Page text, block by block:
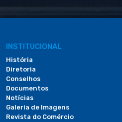
INSTITUCIONAL
História
Diretoria
Conselhos
Documentos
Notícias
Galeria de Imagens
Revista do Comércio